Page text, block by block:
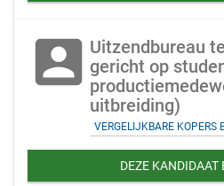
account_box Uitzendbureau
gericht op
uitbreiding)
VERGELIJKBARE KOPERS
DEZE KANDIDAAT